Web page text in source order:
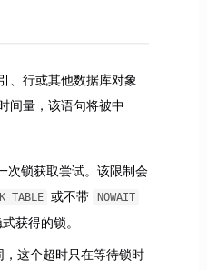
、行或其他数据库对象
间量，该语句将被中
次锁获取尝试。该限制会
TABLE 或不带 NOWAIT
获得的锁。
，这个超时只在等待锁时